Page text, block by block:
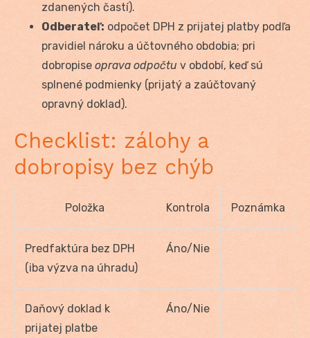
zdanených častí).
Odberateľ: odpočet DPH z prijatej platby podľa
pravidiel nároku a účtovného obdobia; pri
dobropise oprava odpočtu v období, keď sú
splnené podmienky (prijatý a zaúčtovaný
opravný doklad).
Checklist: zálohy a
dobropisy bez chýb
Položka Kontrola Poznámka
Predfaktúra bez DPH
(iba výzva na úhradu)
Áno/Nie
Daňový doklad k
prijatej platbe
Áno/Nie